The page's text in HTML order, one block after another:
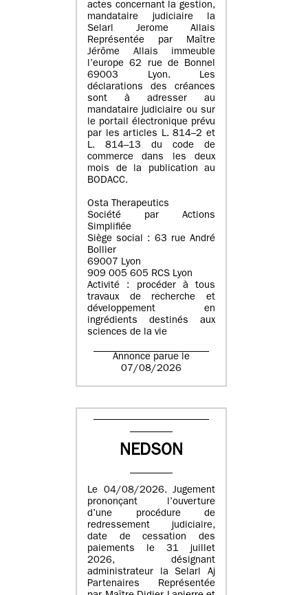
actes concernant la gestion,
mandataire judiciaire la
Selarl Jerome Allais
Représentée par Maître
Jérôme Allais immeuble
l’europe 62 rue de Bonnel
69003 Lyon. Les
déclarations des créances
sont à adresser au
mandataire judiciaire ou sur
le portail électronique prévu
par les articles L. 814–2 et
L. 814–13 du code de
commerce dans les deux
mois de la publication au
BODACC.
Osta Therapeutics
Société par Actions
Simplifiée
Siège social : 63 rue André
Bollier
69007 Lyon
909 005 605 RCS Lyon
Activité : procéder à tous
travaux de recherche et
développement en
ingrédients destinés aux
sciences de la vie
Annonce parue le
07/08/2026
NEDSON
Le 04/08/2026. Jugement
prononçant l’ouverture
d’une procédure de
redressement judiciaire,
date de cessation des
paiements le 31 juillet
2026, désignant
administrateur la Selarl Aj
Partenaires Représentée